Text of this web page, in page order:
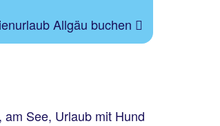
Allgäu buchen
See, Urlaub mit Hund